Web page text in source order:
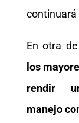
continuará
En otra
los
rendir
manejo